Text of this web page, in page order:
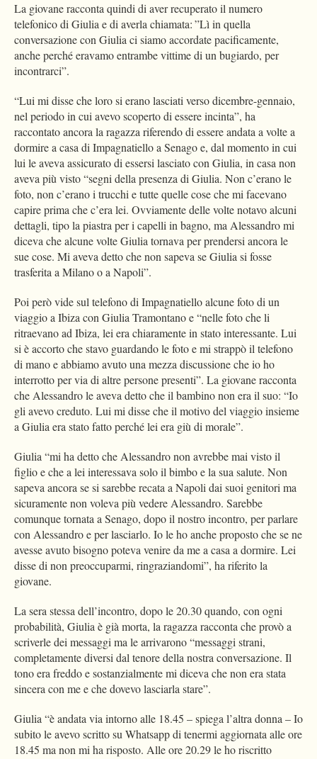
La giovane racconta quindi di aver recuperato il numero
telefonico di Giulia e di averla chiamata: ”Lì in quella
conversazione con Giulia ci siamo accordate pacificamente,
anche perché eravamo entrambe vittime di un bugiardo, per
incontrarci”.
“Lui mi disse che loro si erano lasciati verso dicembre-gennaio,
nel periodo in cui avevo scoperto di essere incinta”, ha
raccontato ancora la ragazza riferendo di essere andata a volte a
dormire a casa di Impagnatiello a Senago e, dal momento in cui
lui le aveva assicurato di essersi lasciato con Giulia, in casa non
aveva più visto “segni della presenza di Giulia. Non c’erano le
foto, non c’erano i trucchi e tutte quelle cose che mi facevano
capire prima che c’era lei. Ovviamente delle volte notavo alcuni
dettagli, tipo la piastra per i capelli in bagno, ma Alessandro mi
diceva che alcune volte Giulia tornava per prendersi ancora le
sue cose. Mi aveva detto che non sapeva se Giulia si fosse
trasferita a Milano o a Napoli”.
Poi però vide sul telefono di Impagnatiello alcune foto di un
viaggio a Ibiza con Giulia Tramontano e “nelle foto che li
ritraevano ad Ibiza, lei era chiaramente in stato interessante. Lui
si è accorto che stavo guardando le foto e mi strappò il telefono
di mano e abbiamo avuto una mezza discussione che io ho
interrotto per via di altre persone presenti”. La giovane racconta
che Alessandro le aveva detto che il bambino non era il suo: “Io
gli avevo creduto. Lui mi disse che il motivo del viaggio insieme
a Giulia era stato fatto perché lei era giù di morale”.
Giulia “mi ha detto che Alessandro non avrebbe mai visto il
figlio e che a lei interessava solo il bimbo e la sua salute. Non
sapeva ancora se si sarebbe recata a Napoli dai suoi genitori ma
sicuramente non voleva più vedere Alessandro. Sarebbe
comunque tornata a Senago, dopo il nostro incontro, per parlare
con Alessandro e per lasciarlo. Io le ho anche proposto che se ne
avesse avuto bisogno poteva venire da me a casa a dormire. Lei
disse di non preoccuparmi, ringraziandomi”, ha riferito la
giovane.
La sera stessa dell’incontro, dopo le 20.30 quando, con ogni
probabilità, Giulia è già morta, la ragazza racconta che provò a
scriverle dei messaggi ma le arrivarono “messaggi strani,
completamente diversi dal tenore della nostra conversazione. Il
tono era freddo e sostanzialmente mi diceva che non era stata
sincera con me e che dovevo lasciarla stare”.
Giulia “è andata via intorno alle 18.45 – spiega l’altra donna – Io
subito le avevo scritto su Whatsapp di tenermi aggiornata alle ore
18.45 ma non mi ha risposto. Alle ore 20.29 le ho riscritto